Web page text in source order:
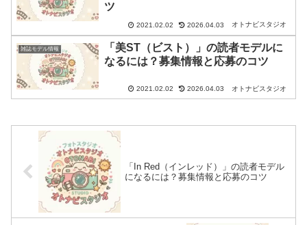
ツ
2021.02.02 2026.04.03 オトナビスタジオ
雑誌モデル情報
「美ST（ビスト）」の読者モデルに
なるには？募集情報と応募のコツ
2021.02.02 2026.04.03 オトナビスタジオ
「In Red（インレッド）」の読者モデル
になるには？募集情報と応募のコツ